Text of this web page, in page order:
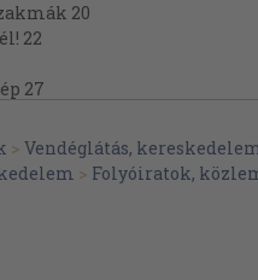
20
22
27
> Vendéglátás,
> Folyóiratok,